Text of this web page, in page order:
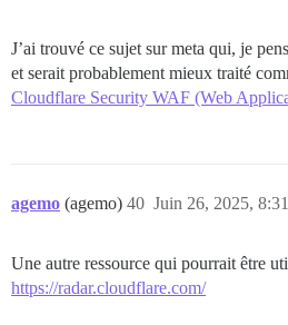
J’ai trouvé ce sujet sur meta qui, je
et serait probablement mieux traité
Cloudflare Security WAF (Web
agemo (agemo) Juin 26, 2025, 8:31
40
Une autre ressource qui pourrait être
https://radar.cloudflare.com/